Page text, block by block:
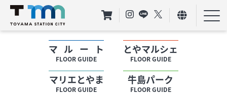
マルート
FLOOR GUIDE
とやマルシェ
FLOOR GUIDE
マリエとやま
FLOOR GUIDE
牛島パーク
FLOOR GUIDE
フロアガイド
ショップリスト